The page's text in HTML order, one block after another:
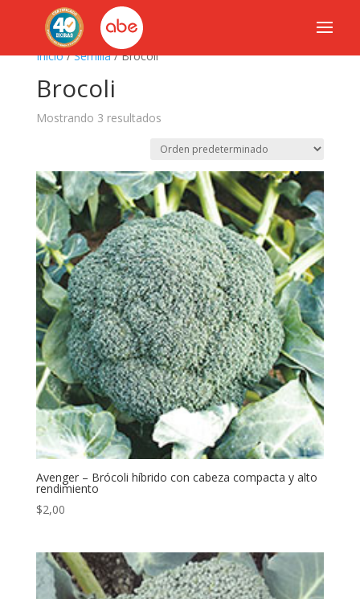
Inicio/Semilla/ Brocoli
Brocoli
Mostrando 3 resultados
Avenger – Brócoli híbrido con cabeza compacta y alto
rendimiento
$2,00